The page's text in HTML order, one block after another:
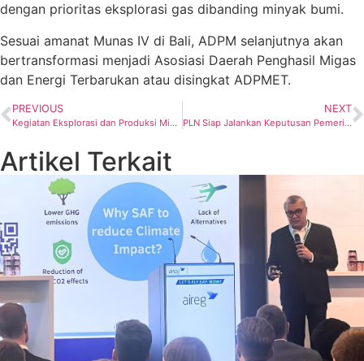
dengan prioritas eksplorasi gas dibanding minyak bumi.
Sesuai amanat Munas IV di Bali, ADPM selanjutnya akan
bertransformasi menjadi Asosiasi Daerah Penghasil Migas
dan Energi Terbarukan atau disingkat ADPMET.
PREVIOUS
Kegiatan Eksplorasi dan Produksi Migas Perlu Melihat Element Paling Dasar
NEXT
PLN Siap Jalankan Keputusan Pemerintah Berikan Stimulus Listrik Periode Juli-September 2021
Artikel Terkait